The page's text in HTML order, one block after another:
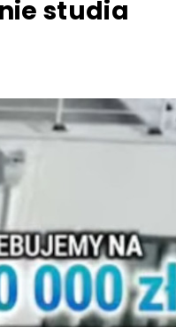
studia